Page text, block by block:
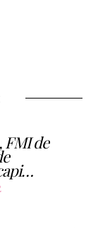
FMI de